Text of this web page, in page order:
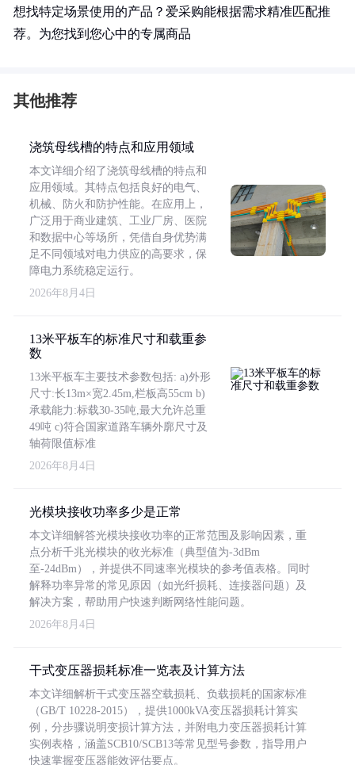
想找特定场景使用的产品？爱采购能根据需求精准匹配推
荐。为您找到您心中的专属商品
其他推荐
浇筑母线槽的特点和应用领域
本文详细介绍了浇筑母线槽的特点和
应用领域。其特点包括良好的电气、
机械、防火和防护性能。在应用上，
广泛用于商业建筑、工业厂房、医院
和数据中心等场所，凭借自身优势满
足不同领域对电力供应的高要求，保
障电力系统稳定运行。
2026年8月4日
13米平板车的标准尺寸和载重参
数
13米平板车主要技术参数包括: a)外形
尺寸:长13m×宽2.45m,栏板高55cm b)
承载能力:标载30-35吨,最大允许总重
49吨 c)符合国家道路车辆外廓尺寸及
轴荷限值标准
2026年8月4日
光模块接收功率多少是正常
本文详细解答光模块接收功率的正常范围及影响因素，重
点分析千兆光模块的收光标准（典型值为-3dBm
至-24dBm），并提供不同速率光模块的参考值表格。同时
解释功率异常的常见原因（如光纤损耗、连接器问题）及
解决方案，帮助用户快速判断网络性能问题。
2026年8月4日
干式变压器损耗标准一览表及计算方法
本文详细解析干式变压器空载损耗、负载损耗的国家标准
（GB/T 10228-2015），提供1000kVA变压器损耗计算实
例，分步骤说明变损计算方法，并附电力变压器损耗计算
实例表格，涵盖SCB10/SCB13等常见型号参数，指导用户
快速掌握变压器能效评估要点。